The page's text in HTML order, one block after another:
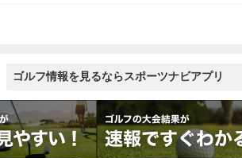
ゴルフ情報を見るならスポーツナビアプリ